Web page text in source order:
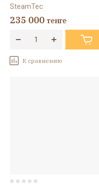
SteamTec
235 000 тенге
К сравнению